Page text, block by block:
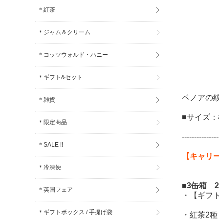
ベノアの
■サイズ
【キャリ
■3缶箱
・【ギフ
・紅茶2
＊紅茶
＊ジャム＆クリーム
＊コッツウォルド・ハニー
＊ギフト&セット
＊雑貨
＊限定商品
＊SALE !!
＊冷凍便
＊英国フェア
＊ギフトボックス / 手提げ袋